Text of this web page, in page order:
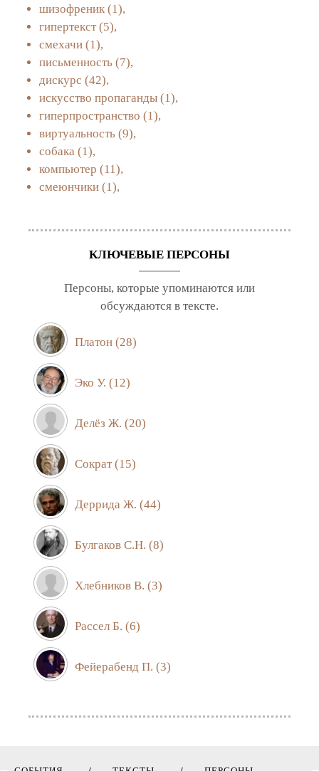
шизофреник (1),
гипертекст (5),
смехачи (1),
письменность (7),
дискурс (42),
искусство пропаганды (1),
гиперпространство (1),
виртуальность (9),
собака (1),
компьютер (11),
смеюнчики (1),
КЛЮЧЕВЫЕ ПЕРСОНЫ
Персоны, которые упоминаются или
обсуждаются в тексте.
Платон (28)
Эко У. (12)
Делёз Ж. (20)
Сократ(15)
Деррида Ж. (44)
Булгаков С.Н. (8)
Хлебников В. (3)
Рассел Б. (6)
Фейерабенд П. (3)